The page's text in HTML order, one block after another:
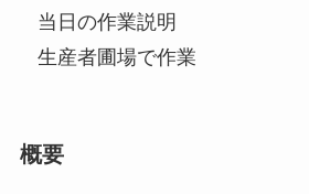
当日の作業説明
生産者圃場で作業
概要